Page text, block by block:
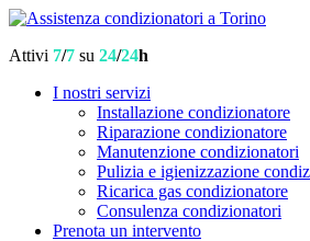
Attivi 7/7 su 24/24h
I nostri servizi
Installazione condizionatore
Riparazione condizionatore
Manutenzione condizionatori
Pulizia e igienizzazione
Ricarica gas condizionatore
Consulenza condizionatori
Prenota un intervento